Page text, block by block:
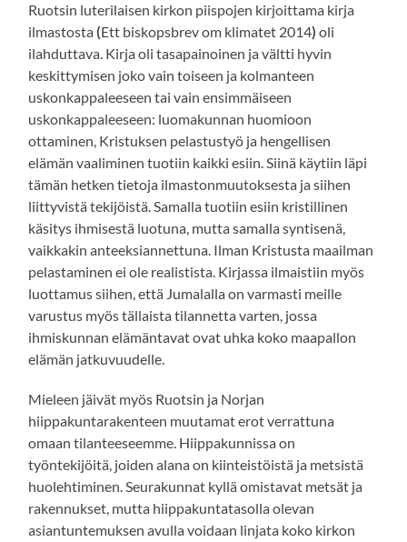
Ruotsin luterilaisen kirkon piispojen kirjoittama kirja
ilmastosta(Ett biskopsbrev om klimatet 2014) oli
ilahduttava. Kirja oli tasapainoinen ja vältti hyvin
keskittymisen joko vain toiseen ja kolmanteen
uskonkappaleeseen tai vain ensimmäiseen
uskonkappaleeseen: luomakunnan huomioon
ottaminen, Kristuksen pelastustyö ja hengellisen
elämän vaaliminen tuotiin kaikki esiin. Siinä käytiin läpi
tämän hetken tietoja ilmastonmuutoksesta ja siihen
liittyvistä tekijöistä. Samalla tuotiin esiin kristillinen
käsitys ihmisestä luotuna, mutta samalla syntisenä,
vaikkakin anteeksiannettuna. Ilman Kristusta maailman
pelastaminen ei ole realistista. Kirjassa ilmaistiin myös
luottamus siihen, että Jumalalla on varmasti meille
varustus myös tällaista tilannetta varten, jossa
ihmiskunnan elämäntavat ovat uhka koko maapallon
elämän jatkuvuudelle.
Mieleen jäivät myös Ruotsin ja Norjan
hiippakuntarakenteen muutamat erot verrattuna
omaan tilanteeseemme. Hiippakunnissa on
työntekijöitä, joiden alana on kiinteistöistä ja metsistä
huolehtiminen. Seurakunnat kyllä omistavat metsät ja
rakennukset, mutta hiippakuntatasolla olevan
asiantuntemuksen avulla voidaan linjata koko kirkon